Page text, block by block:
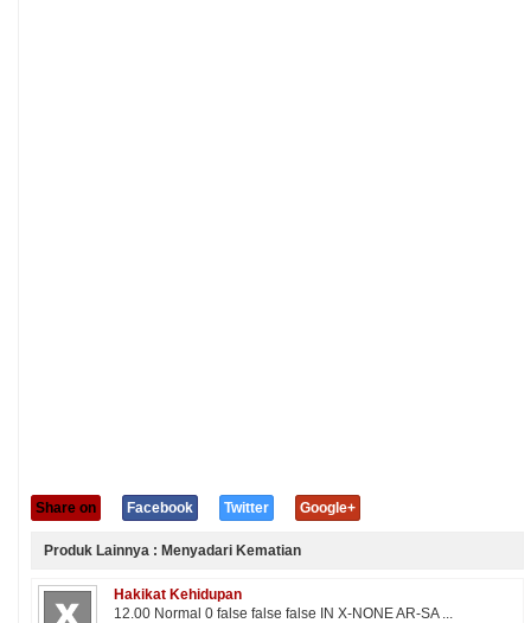
Share on Facebook Twitter Google+
Produk Lainnya : Menyadari Kematian
Hakikat Kehidupan
12.00 Normal 0 false false false IN X-NONE AR-SA ...